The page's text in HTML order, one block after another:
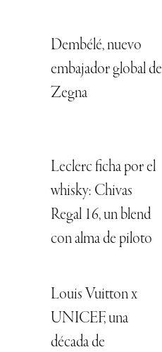
Dembélé, nuevo
embajador global de
Zegna
Leclerc ficha por el
whisky: Chivas
Regal 16, un blend
con alma de piloto
Louis Vuitton x
UNICEF, una
década de